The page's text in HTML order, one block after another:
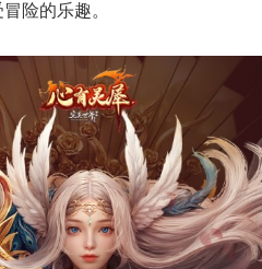
险的乐趣。